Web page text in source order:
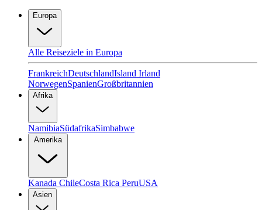
Europa
Alle Reiseziele in Europa
FrankreichDeutschlandIsland Irland
NorwegenSpanienGroßbritannien
Afrika
NamibiaSüdafrikaSimbabwe
Amerika
Kanada ChileCosta Rica PeruUSA
Asien